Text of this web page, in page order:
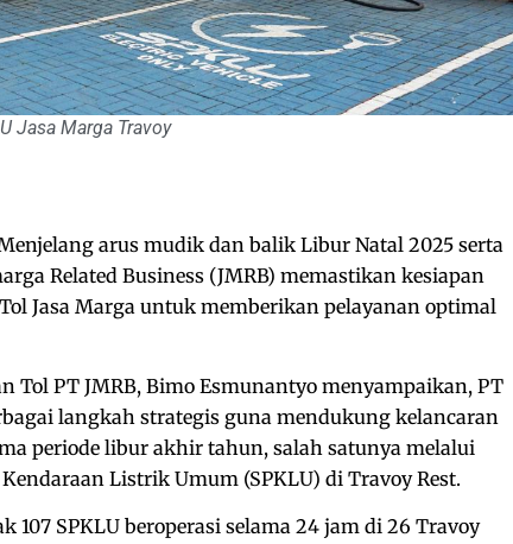
Jasa Marga Travoy
arus mudik dan balik Libur Natal 2025 serta
Related Business (JMRB) memastikan kesiapan
Jasa Marga untuk memberikan pelayanan optimal
Tol PT JMRB, Bimo Esmunantyo menyampaikan, PT
langkah strategis guna mendukung kelancaran
periode libur akhir tahun, salah satunya melalui
Listrik Umum (SPKLU) di Travoy Rest.
107 SPKLU beroperasi selama 24 jam di 26 Travoy